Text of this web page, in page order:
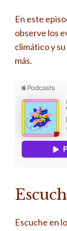
En este
observe los
climático y
más.
Escuche en